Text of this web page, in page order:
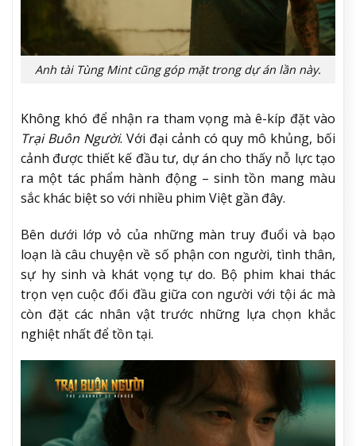
Anh tài Tùng Mint cũng góp mặt trong dự án lần này.
Không khó để nhận ra tham vọng mà ê-kíp đặt vào
Trại Buôn Người. Với đại cảnh có quy mô khủng, bối
cảnh được thiết kế đầu tư, dự án cho thấy nỗ lực tạo
ra một tác phẩm hành động – sinh tồn mang màu
sắc khác biệt so với nhiều phim Việt gần đây.
Bên dưới lớp vỏ của những màn truy đuổi và bạo
loạn là câu chuyện về số phận con người, tình thân,
sự hy sinh và khát vọng tự do. Bộ phim khai thác
trọn vẹn cuộc đối đầu giữa con người với tội ác mà
còn đặt các nhân vật trước những lựa chọn khắc
nghiệt nhất để tồn tại.